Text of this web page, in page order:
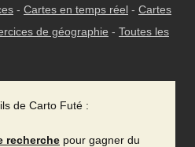
- Cartes en temps réel - Cartes
de géographie - Toutes les
de Carto Futé :
recherche pour gagner du